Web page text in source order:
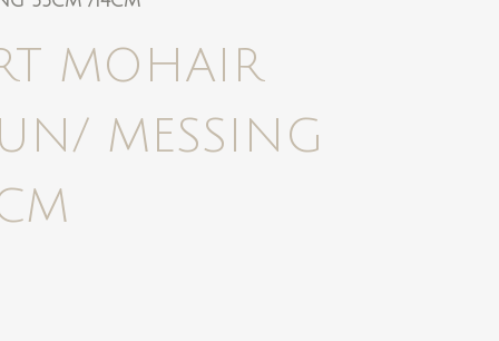
MOHAIR
MESSING